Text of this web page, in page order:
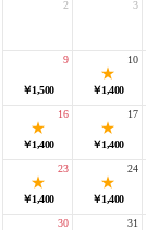
2 3
￥1,500
9
￥1,400
10
￥1,400
16
￥1,400
17
￥1,400
23
￥1,400
24
30 31